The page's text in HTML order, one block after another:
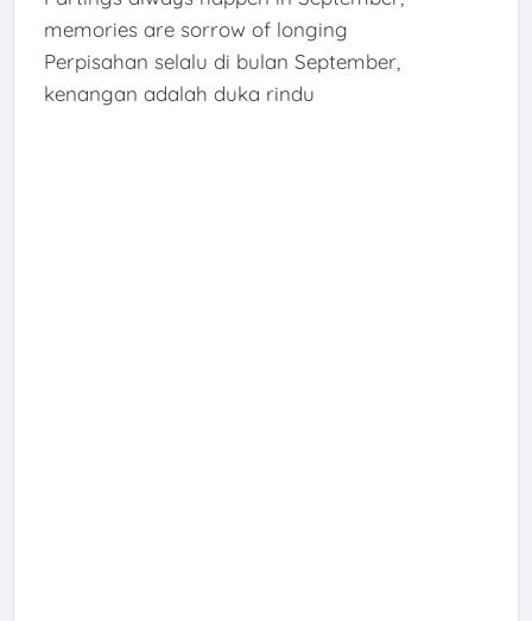
memories are sorrow of longing
Perpisahan selalu di bulan September,
kenangan adalah duka rindu